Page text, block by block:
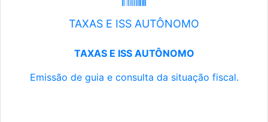
TAXAS E ISS AUTÔNOMO
TAXAS E ISS AUTÔNOMO
Emissão de guia e consulta da situação fiscal.